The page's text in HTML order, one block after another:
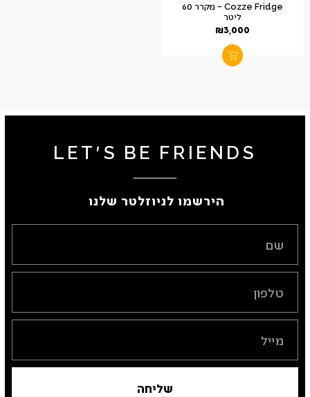
Cozze Fridge – מקרר 60
ליטר
₪3,000
LET'S BE FRIENDS
הירשמו לניוזלטר שלנו ​
שליחה